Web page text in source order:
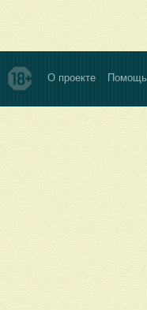
О проекте Помощь